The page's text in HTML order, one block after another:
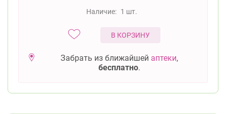
Наличие: 1 шт.
В КОРЗИНУ
Забрать из ближайшей аптеки,
бесплатно.